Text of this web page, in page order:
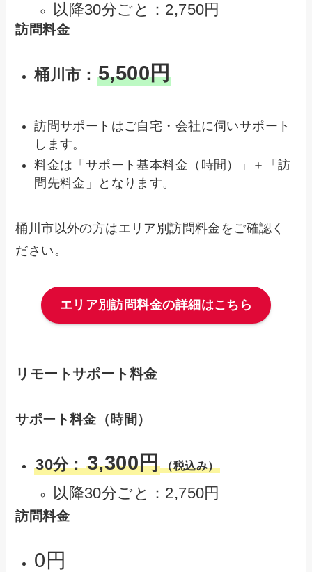
以降30分ごと：2,750円
訪問料金
桶川市： 5,500円
訪問サポートはご自宅・会社に伺いサポート
します。
料金は「サポート基本料金（時間）」＋「訪
問先料金」となります。
桶川市以外の方はエリア別訪問料金をご確認く
ださい。
エリア別訪問料金の詳細はこちら
リモートサポート料金
サポート料金（時間）
30分：3,300円 （税込み）
以降30分ごと：2,750円
訪問料金
0円